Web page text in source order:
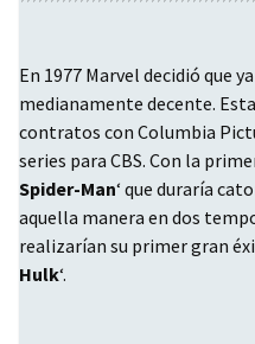
En 1977 Marvel decidió que
medianamente decente.
contratos con Columbia
series para CBS. Con la
Spider-Man‘ que duraría
aquella manera en dos
realizarían su primer gran
Hulk‘.